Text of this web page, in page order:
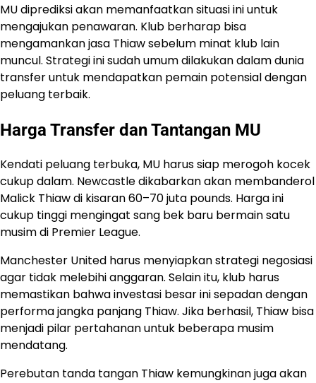
MU diprediksi akan memanfaatkan situasi ini untuk
mengajukan penawaran. Klub berharap bisa
mengamankan jasa Thiaw sebelum minat klub lain
muncul. Strategi ini sudah umum dilakukan dalam dunia
transfer untuk mendapatkan pemain potensial dengan
peluang terbaik.
Harga Transfer dan Tantangan MU
Kendati peluang terbuka, MU harus siap merogoh kocek
cukup dalam. Newcastle dikabarkan akan membanderol
Malick Thiaw di kisaran 60–70 juta pounds. Harga ini
cukup tinggi mengingat sang bek baru bermain satu
musim di Premier League.
Manchester United harus menyiapkan strategi negosiasi
agar tidak melebihi anggaran. Selain itu, klub harus
memastikan bahwa investasi besar ini sepadan dengan
performa jangka panjang Thiaw. Jika berhasil, Thiaw bisa
menjadi pilar pertahanan untuk beberapa musim
mendatang.
Perebutan tanda tangan Thiaw kemungkinan juga akan